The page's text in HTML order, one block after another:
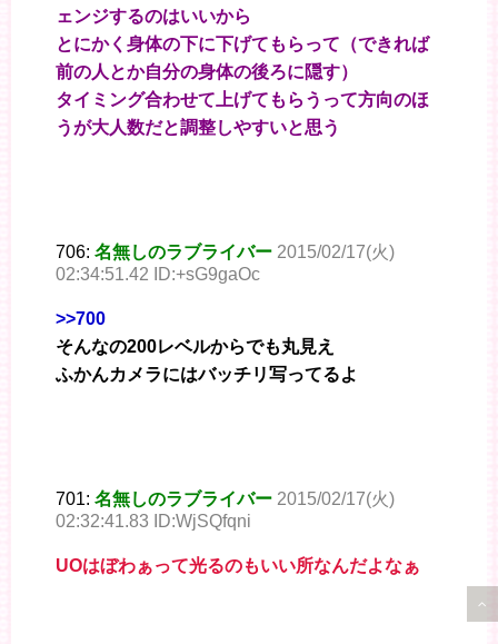
ェンジするのはいいから
とにかく身体の下に下げてもらって（できれば
前の人とか自分の身体の後ろに隠す）
タイミング合わせて上げてもらうって方向のほ
うが大人数だと調整しやすいと思う
706: 名無しのラブライバー 2015/02/17(火)
02:34:51.42 ID:+sG9gaOc
>>700
そんなの200レベルからでも丸見え
ふかんカメラにはバッチリ写ってるよ
701: 名無しのラブライバー 2015/02/17(火)
02:32:41.83 ID:WjSQfqni
UOはぼわぁって光るのもいい所なんだよなぁ